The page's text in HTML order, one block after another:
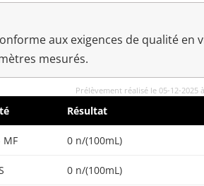
aux exigences de qualité en
mesurés.
Prélèvement réalisé le 05-12-2025
Résultat
MF 0 n/(100mL)
0 n/(100mL)